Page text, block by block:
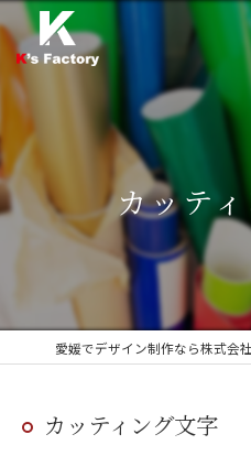
カッテ
カッティング文字